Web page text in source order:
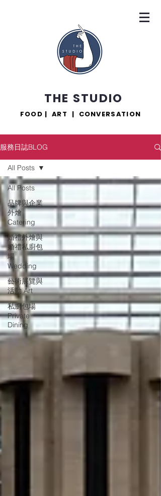
THE STUDIO
FOOD | ART | CONVERSATION
服務日誌BLOG
All Posts
品牌與企業
外燴
Catering
婚禮外燴與
婚禮私廚包
場
Wedding
藝術展覽與
活動 Art
私廚包場
Private
Dining
All Posts